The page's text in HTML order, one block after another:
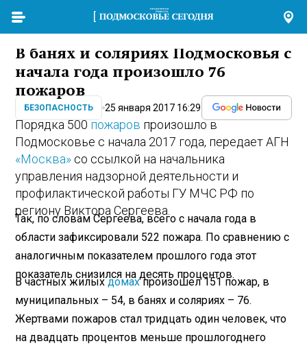
В банях и соляриях Подмосковья с
начала года произошло 76
пожаров
БЕЗОПАСНОСТЬ 25 января 2017 16:29
Порядка 500пожаров произошло в
Подмосковье с начала 2017 года, передает АГН
«Москва» со ссылкой на начальника
управления надзорной деятельности и
профилактической работы ГУ МЧС РФ по
региону Виктора Сергеева.
Так, по словам Сергеева, всего с начала года в
области зафиксировали 522 пожара. По сравнению с
аналогичным показателем прошлого года этот
показатель снизился на десять процентов.
В частных жилыхдомахпроизошел 151 пожар, в
муниципальных – 54, в банях и соляриях – 76.
Жертвами пожаров стал тридцать один человек, что
на двадцать процентов меньше прошлогоднего